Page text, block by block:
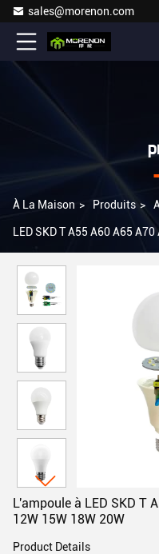
sales@morenon.com
À La Maison > Produits >
LED SKD T A55 A60 A65
L'ampoule à LED SKD T
12W 15W 18W 20W
Product Details